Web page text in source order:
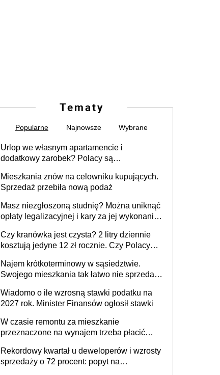
Tematy
Popularne Najnowsze Wybrane
Urlop we własnym apartamencie i
dodatkowy zarobek? Polacy są
Mieszkania znów na celowniku kupujących.
Sprzedaż przebiła nową podaż
Masz niezgłoszoną studnię? Można uniknąć
opłaty legalizacyjnej i kary za jej wykonanie,
Czy kranówka jest czysta? 2 litry dziennie
kosztują jedyne 12 zł rocznie. Czy Polacy
Najem krótkoterminowy w sąsiedztwie.
Swojego mieszkania tak łatwo nie sprzedaż
Wiadomo o ile wzrosną stawki podatku na
2027 rok. Minister Finansów ogłosił stawki
W czasie remontu za mieszkanie
przeznaczone na wynajem trzeba płacić
realizuje w nim potrzeb mieszkaniowych
Rekordowy kwartał u deweloperów i wzrosty
sprzedaży o 72 procent: popyt na